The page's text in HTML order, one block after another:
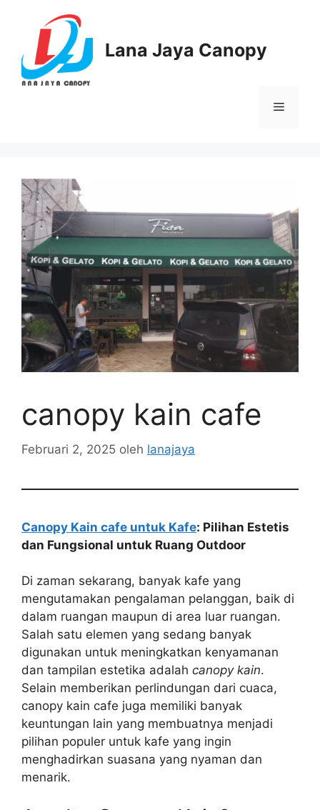
Lana Jaya Canopy
Menu
canopy kain cafe
Februari 2, 2025 oleh lanajaya
Canopy Kain cafe untuk Kafe: Pilihan Estetis
dan Fungsional untuk Ruang Outdoor
Di zaman sekarang, banyak kafe yang
mengutamakan pengalaman pelanggan, baik di
dalam ruangan maupun di area luar ruangan.
Salah satu elemen yang sedang banyak
digunakan untuk meningkatkan kenyamanan
dan tampilan estetika adalah canopy kain.
Selain memberikan perlindungan dari cuaca,
canopy kain cafe juga memiliki banyak
keuntungan lain yang membuatnya menjadi
pilihan populer untuk kafe yang ingin
menghadirkan suasana yang nyaman dan
menarik.